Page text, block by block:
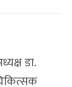
डा.